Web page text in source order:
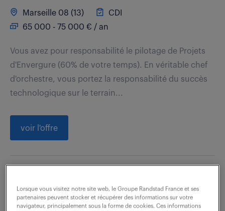
Marseille 08 (13)
CDI
65 000 - 75 000 € / an
Vous avez pour responsabilité le pilotage de Projets
d'Envergure (60% de votre temps). En véritable chef
d'orchestre, vous portez la responsabilité du succès
technologique sur le terrain...
voir l'offre
(f/h)
Lorsque vous visitez notre site web, le Groupe Randstad France et ses
partenaires peuvent stocker et récupérer des informations sur votre
navigateur, principalement sous la forme de cookies. Ces informations